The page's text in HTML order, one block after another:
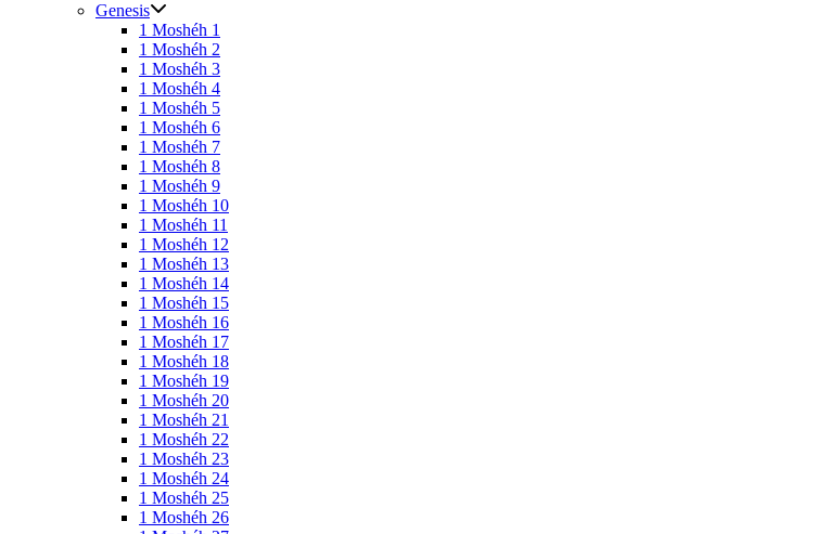
Genesis
1 Moshéh 1
1 Moshéh 2
1 Moshéh 3
1 Moshéh 4
1 Moshéh 5
1 Moshéh 6
1 Moshéh 7
1 Moshéh 8
1 Moshéh 9
1 Moshéh 10
1 Moshéh 11
1 Moshéh 12
1 Moshéh 13
1 Moshéh 14
1 Moshéh 15
1 Moshéh 16
1 Moshéh 17
1 Moshéh 18
1 Moshéh 19
1 Moshéh 20
1 Moshéh 21
1 Moshéh 22
1 Moshéh 23
1 Moshéh 24
1 Moshéh 25
1 Moshéh 26